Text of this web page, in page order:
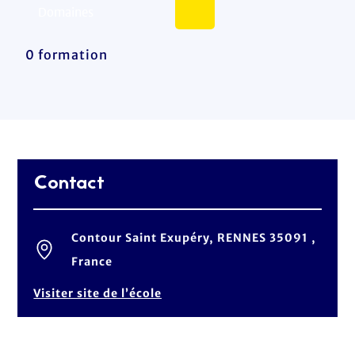
0 formation
Contact
Contour Saint Exupéry, RENNES 35091 ,
France
Visiter site de l’école